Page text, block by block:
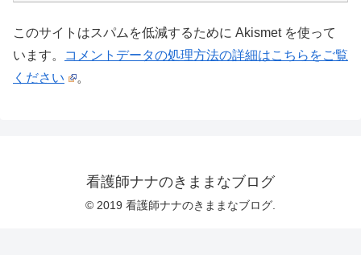
このサイトはスパムを低減するために Akismet を使って
います。
コメントデータの処理方法の詳細はこちらをご覧
ください
。
看護師ナナのきままなブログ
© 2019 看護師ナナのきままなブログ.